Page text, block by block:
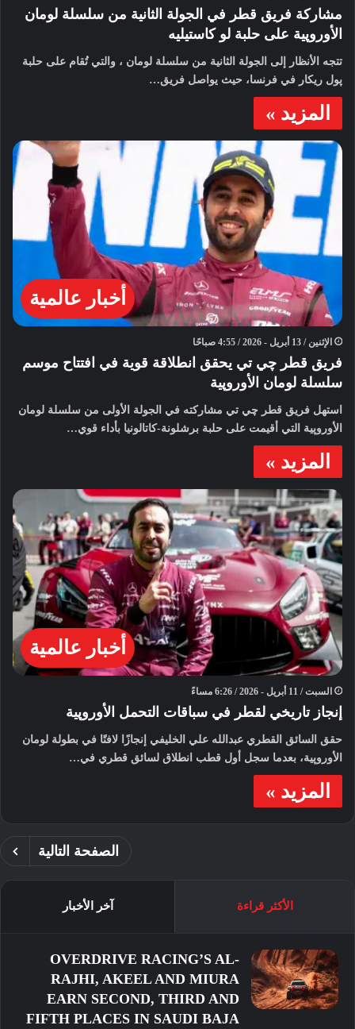
مشاركة فريق قطر في الجولة الثانية من سلسلة لومان
الأوروپية على حلبة لو كاستيليه
تتجه الأنظار إلى الجولة الثانية من سلسلة لومان ، والتي تُقام على حلبة
پول ريكار في فرنسا، حيث يواصل فريق…
المزيد »
أخبار عالمية
الإثنين / 13 أبريل - 2026 / 4:55 صباحًا
فريق قطر چي تي يحقق انطلاقة قوية في افتتاح موسم
سلسلة لومان الأوروپية
استهل فريق قطر چي تي مشاركته في الجولة الأولى من سلسلة لومان
الأوروپية التي أقيمت على حلبة برشلونة-كاتالونيا بأداء قوي…
المزيد »
أخبار عالمية
السبت / 11 أبريل - 2026 / 6:26 مساءً
إنجاز تاريخي لقطر في سباقات التحمل الأوروپية
حقق السائق القطري عبدالله علي الخليفي إنجازًا لافتًا في بطولة لومان
الأوروپية، بعدما سجل أول قطب انطلاق لسائق قطري في…
المزيد »
الصفحة التالية
الأكثر قراءة آخر الأخبار
OVERDRIVE RACING’S AL-
RAJHI, AKEEL AND MIURA
EARN SECOND, THIRD AND
FIFTH PLACES IN SAUDI BAJA